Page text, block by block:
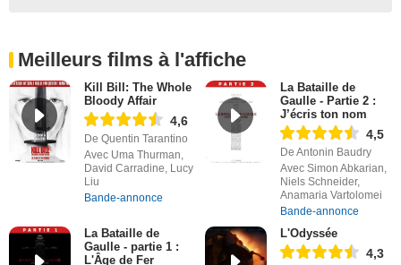
Meilleurs films à l'affiche
Kill Bill: The Whole
Bloody Affair
4,6
De Quentin Tarantino
Avec Uma Thurman,
David Carradine, Lucy
Liu
Bande-annonce
La Bataille de
Gaulle - Partie 2 :
J’écris ton nom
4,5
De Antonin Baudry
Avec Simon Abkarian,
Niels Schneider,
Anamaria Vartolomei
Bande-annonce
La Bataille de
Gaulle - partie 1 :
L'Âge de Fer
L'Odyssée
4,3